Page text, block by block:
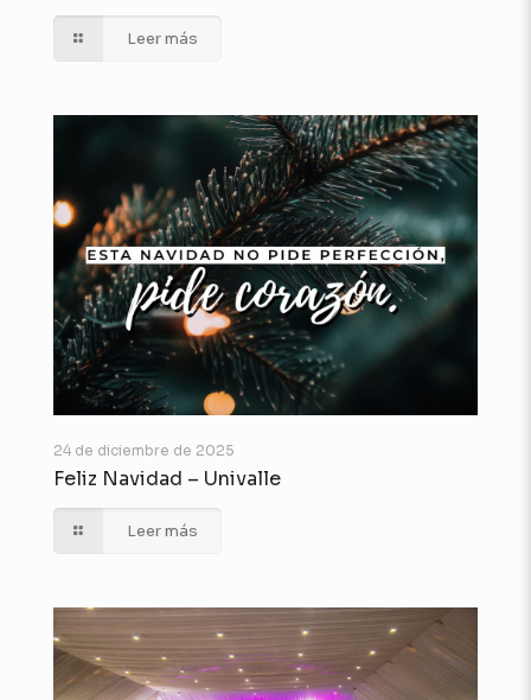
Leer más
24 de diciembre de 2025
Feliz Navidad – Univalle
Leer más